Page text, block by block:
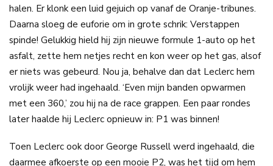
halen. Er klonk een luid gejuich op vanaf de Oranje-tribunes.
Daarna sloeg de euforie om in grote schrik: Verstappen
spinde! Gelukkig hield hij zijn nieuwe formule 1-auto op het
asfalt, zette hem netjes recht en kon weer op het gas, alsof
er niets was gebeurd. Nou ja, behalve dan dat Leclerc hem
vrolijk weer had ingehaald. ‘Even mijn banden opwarmen
met een 360,’ zou hij na de race grappen. Een paar rondes
later haalde hij Leclerc opnieuw in: P1 was binnen!
Toen Leclerc ook door George Russell werd ingehaald, die
daarmee afkoerste op een mooie P2, was het tijd om hem